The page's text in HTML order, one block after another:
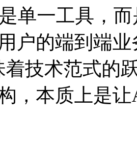
是单一工具
户的端到端
味着技术范式的
，本质上